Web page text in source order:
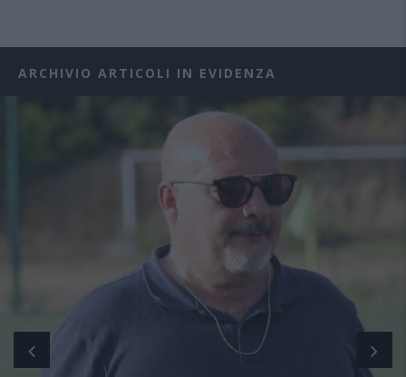
ARCHIVIO ARTICOLI IN EVIDENZA